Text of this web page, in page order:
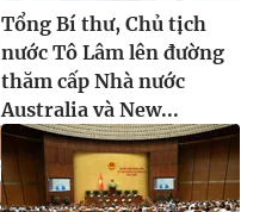
Tổng Bí thư, Chủ tịch
nước Tô Lâm lên đường
thăm cấp Nhà nước
Australia và New...